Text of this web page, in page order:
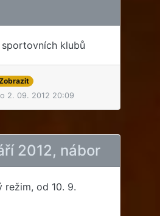
klubů
2. 09. 2012 20:09
2012, nábor
režim, od 10. 9.